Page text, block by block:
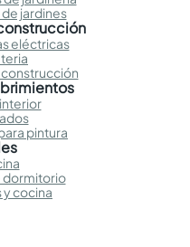
jardines
eléctricas
pintura
dormitorio
y cocina